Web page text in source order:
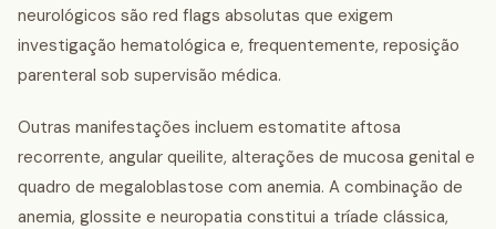
neurológicos são red flags absolutas que exigem
investigação hematológica e, frequentemente, reposição
parenteral sob supervisão médica.
Outras manifestações incluem estomatite aftosa
recorrente, angular queilite, alterações de mucosa genital e
quadro de megaloblastose com anemia. A combinação de
anemia, glossite e neuropatia constitui a tríade clássica,